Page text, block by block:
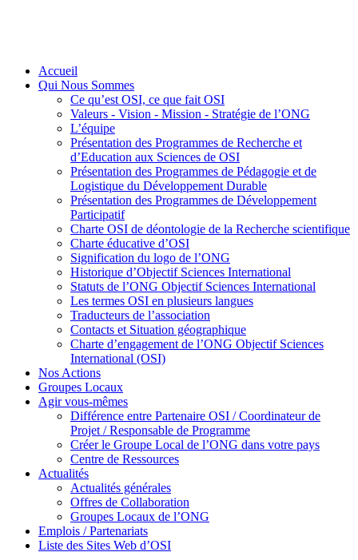
Accueil
Qui Nous Sommes
Ce qu’est OSI, ce que fait OSI
Valeurs - Vision - Mission - Stratégie de l’ONG
L’équipe
Présentation des Programmes de Recherche et
d’Education aux Sciences de OSI
Présentation des Programmes de Pédagogie et de
Logistique du Développement Durable
Présentation des Programmes de Développement
Participatif
Charte OSI de déontologie de la Recherche scientifique
Charte éducative d’OSI
Signification du logo de l’ONG
Historique d’Objectif Sciences International
Statuts de l’ONG Objectif Sciences International
Les termes OSI en plusieurs langues
Traducteurs de l’association
Contacts et Situation géographique
Charte d’engagement de l’ONG Objectif Sciences
International (OSI)
Nos Actions
Groupes Locaux
Agir vous-mêmes
Différence entre Partenaire OSI / Coordinateur de
Projet / Responsable de Programme
Créer le Groupe Local de l’ONG dans votre pays
Centre de Ressources
Actualités
Actualités générales
Offres de Collaboration
Groupes Locaux de l’ONG
Emplois / Partenariats
Liste des Sites Web d’OSI